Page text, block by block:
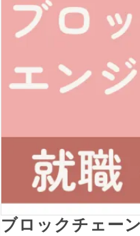
ブロックチェー